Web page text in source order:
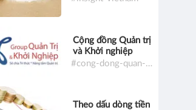
Cộng đồng Quản trị
và Khởi nghiệp
#cong-dong-quan-tri-va-khoi-nghiep
Theo dấu dòng tiền